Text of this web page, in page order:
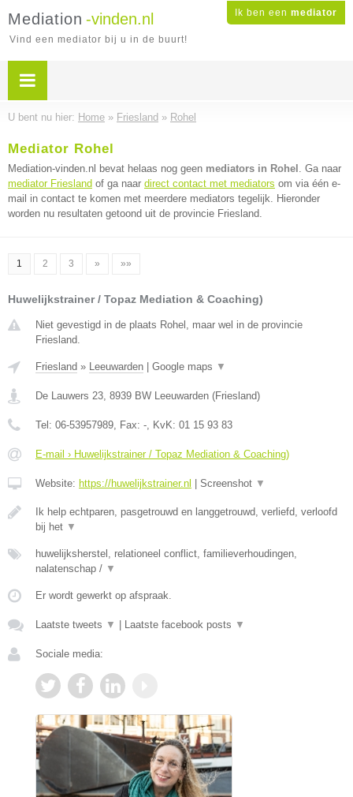
Ik ben een mediator
Mediation -vinden.nl
Vind een mediator bij u in de buurt!
U bent nu hier: Home » Friesland » Rohel
Mediator Rohel
Mediation-vinden.nl bevat helaas nog geen mediators in Rohel . Ga naar
mediator Friesland of ga naar direct contact met mediators om via één e-
mail in contact te komen met meerdere mediators tegelijk. Hieronder
worden nu resultaten getoond uit de provincie Friesland.
1 2 3 » »»
Huwelijkstrainer / Topaz Mediation & Coaching)
Niet gevestigd in de plaats Rohel, maar wel in de provincie
Friesland.
Friesland » Leeuwarden Google maps ▼
De Lauwers 23, 8939 BW Leeuwarden (Friesland)
Tel: 06-53957989, Fax: -, KvK: 01 15 93 83
E-mail › Huwelijkstrainer / Topaz Mediation & Coaching)
Website: https://huwelijkstrainer.nl Screenshot ▼
Ik help echtparen, pasgetrouwd en langgetrouwd, verliefd, verloofd
bij het ▼
huwelijksherstel, relationeel conflict, familieverhoudingen,
nalatenschap / ▼
Er wordt gewerkt op afspraak.
Laatste tweets ▼ Laatste facebook posts ▼
Sociale media: